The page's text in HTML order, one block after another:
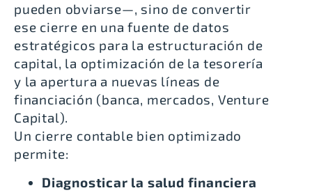
pueden obviarse—, sino de convertir
ese cierre en una fuente de datos
estratégicos para la estructuración de
capital, la optimización de la tesorería
y la apertura a nuevas líneas de
financiación (banca, mercados, Venture
Capital).
Un cierre contable bien optimizado
permite:
Diagnosticar la salud financiera